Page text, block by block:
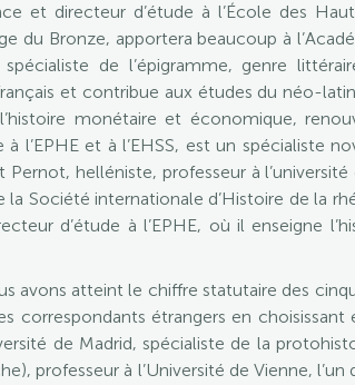
et directeur d’étude à l’École des
du Bronze, apportera beaucoup à
de l’épigramme, genre
et contribue aux études du néo-
monétaire et économique,
l’EPHE et à l’EHSS, est un spécialiste
helléniste, professeur à
Société internationale d’Histoire de la
d’étude à l’EPHE, où il enseigne
avons atteint le chiffre statutaire des
correspondants étrangers en
de Madrid, spécialiste de la
professeur à l’Université de Vienne,